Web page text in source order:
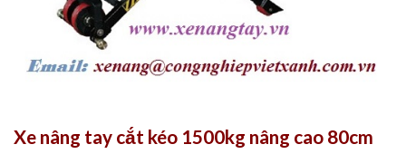
Xe nâng tay cắt kéo 1500kg nâng cao 80cm